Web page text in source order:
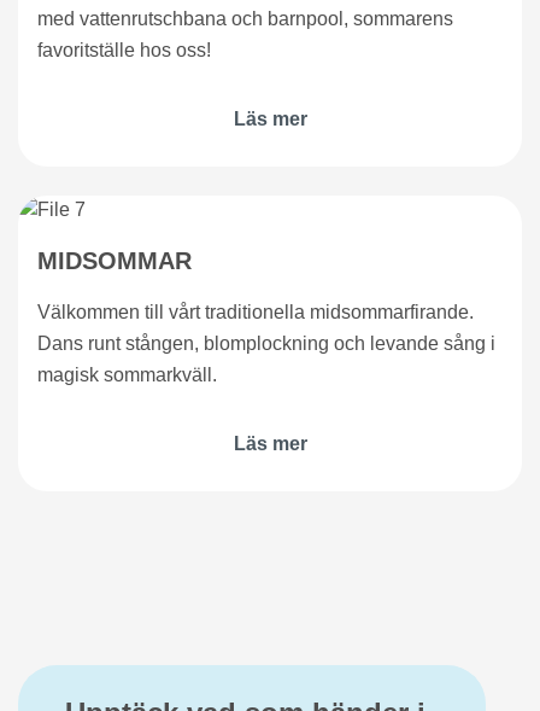
med vattenrutschbana och barnpool, sommarens
favoritställe hos oss!
Läs mer
MIDSOMMAR
Välkommen till vårt traditionella midsommarfirande.
Dans runt stången, blomplockning och levande sång i
magisk sommarkväll.
Läs mer